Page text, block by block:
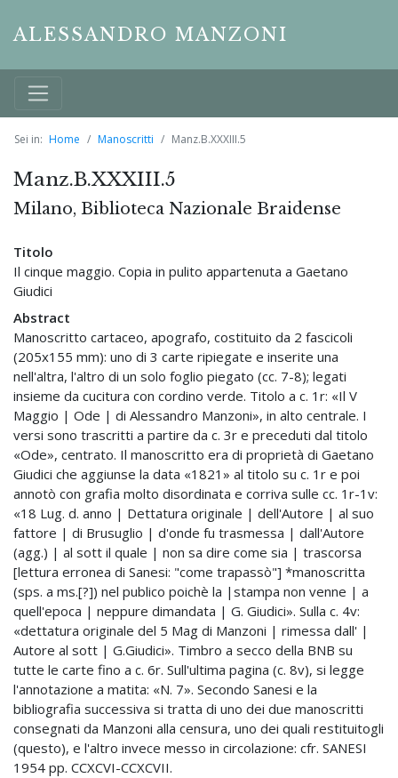
ALESSANDRO MANZONI
Sei in: Home Manoscritti Manz.B.XXXIII.5
Manz.B.XXXIII.5
Milano, Biblioteca Nazionale Braidense
Titolo
Il cinque maggio. Copia in pulito appartenuta a Gaetano
Giudici
Abstract
Manoscritto cartaceo, apografo, costituito da 2 fascicoli
(205x155 mm): uno di 3 carte ripiegate e inserite una
nell'altra, l'altro di un solo foglio piegato (cc. 7-8); legati
insieme da cucitura con cordino verde. Titolo a c. 1r: «Il V
Maggio | Ode | di Alessandro Manzoni», in alto centrale. I
versi sono trascritti a partire da c. 3r e preceduti dal titolo
«Ode», centrato. Il manoscritto era di proprietà di Gaetano
Giudici che aggiunse la data «1821» al titolo su c. 1r e poi
annotò con grafia molto disordinata e corriva sulle cc. 1r-1v:
«18 Lug. d. anno | Dettatura originale | dell'Autore | al suo
fattore | di Brusuglio | d'onde fu trasmessa | dall'Autore
(agg.) | al sott il quale | non sa dire come sia | trascorsa
[lettura erronea di Sanesi: "come trapassò"] *manoscritta
(sps. a ms.[?]) nel publico poichè la |stampa non venne | a
quell'epoca | neppure dimandata | G. Giudici». Sulla c. 4v:
«dettatura originale del 5 Mag di Manzoni | rimessa dall' |
Autore al sott | G.Giudici». Timbro a secco della BNB su
tutte le carte fino a c. 6r. Sull'ultima pagina (c. 8v), si legge
l'annotazione a matita: «N. 7». Secondo Sanesi e la
bibliografia successiva si tratta di uno dei due manoscritti
consegnati da Manzoni alla censura, uno dei quali restituitogli
(questo), e l'altro invece messo in circolazione: cfr. SANESI
1954 pp. CCXCVI-CCXCVII.